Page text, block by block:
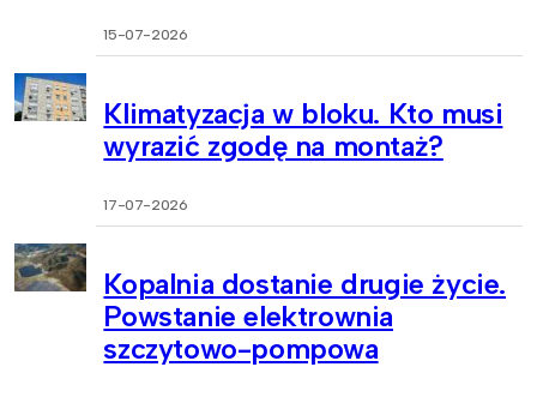
15-07-2026
Klimatyzacja w bloku. Kto musi
wyrazić zgodę na montaż?
17-07-2026
Kopalnia dostanie drugie życie.
Powstanie elektrownia
szczytowo-pompowa